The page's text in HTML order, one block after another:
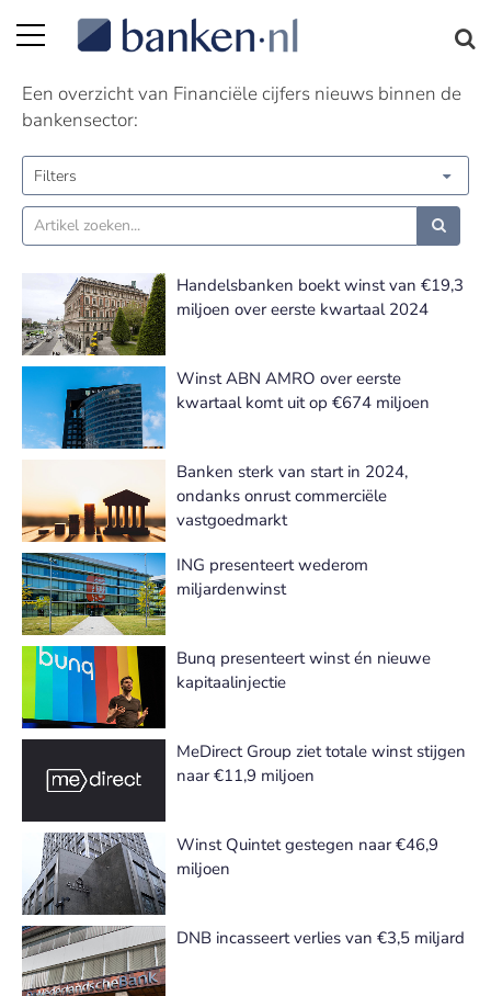
Financiële cijfers nieuws | Pagina 4
Een overzicht van Financiële cijfers nieuws binnen de
bankensector:
Filters
Handelsbanken boekt winst van €19,3
miljoen over eerste kwartaal 2024
Winst ABN AMRO over eerste
kwartaal komt uit op €674 miljoen
Banken sterk van start in 2024,
ondanks onrust commerciële
vastgoedmarkt
ING presenteert wederom
miljardenwinst
Bunq presenteert winst én nieuwe
kapitaalinjectie
MeDirect Group ziet totale winst stijgen
naar €11,9 miljoen
Winst Quintet gestegen naar €46,9
miljoen
DNB incasseert verlies van €3,5 miljard